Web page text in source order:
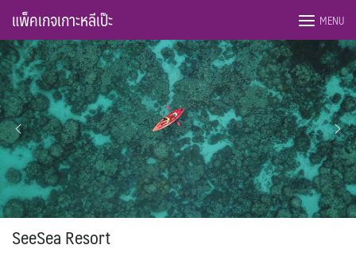
แพ็คเกจเกาะหลีเป๊ะ MENU
SeeSea Resort